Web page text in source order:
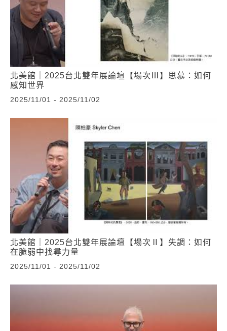
北美館｜2025台北雙年展論壇【場次Ⅲ】思慕：如何
感知世界
2025/11/01 - 2025/11/02
北美館｜2025台北雙年展論壇【場次Ⅱ】失調：如何
在脆弱中找尋力量
2025/11/01 - 2025/11/02